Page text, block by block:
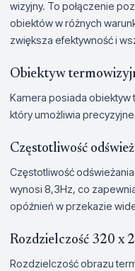
wizyjny. To połączenie
obiektów w różnych
zwiększa efektywność i
Obiektyw
Kamera posiada
który umożliwia
Częstotliwość
Częstotliwość
wynosi 8,3Hz, co
opóźnień w przekazie
Rozdzielczość 320 x
Rozdzielczość obrazu